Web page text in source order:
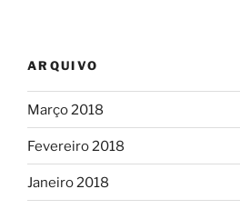
ARQUIVO
Março 2018
Fevereiro 2018
Janeiro 2018